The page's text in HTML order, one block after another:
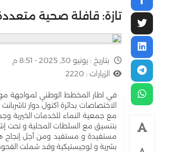
تازة: قافلة صحية
بتاريخ : يونيو 30, 2025 - 8:51 م
الزيارات : 2220
في اطار المخطط الوطني لمواجهة
مع جمعية النماء للخدمات الخيرية
مستفيدة و مستفيد ومن أجل إنجاح
بشرية و لوجيستيكية وقد شملت